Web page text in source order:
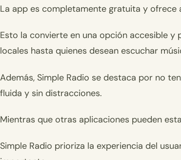
La app es completamente gratuita y ofrece
Esto la convierte en una opción accesible
locales hasta quienes desean escuchar
Además, Simple Radio se destaca por no
fluida y sin distracciones.
Mientras que otras aplicaciones pueden
Simple Radio prioriza la experiencia del